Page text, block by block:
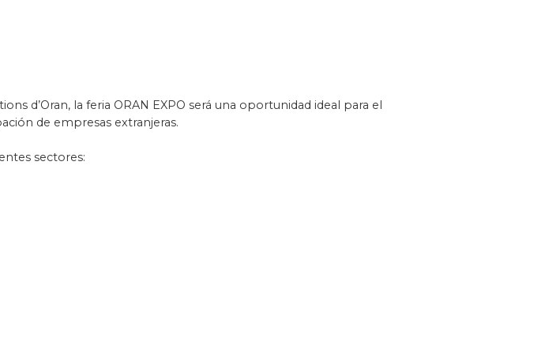
d’Oran, la feria ORAN EXPO será una oportunidad ideal para el
de empresas extranjeras.
sectores: